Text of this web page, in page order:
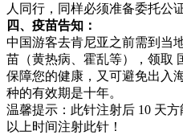
人同行，同样必须准备委托公
四、疫苗告知：
中国游客去肯尼亚之前需到当
苗（黄热病、霍乱等），领取
保障您的健康，又可避免出入
种的有效期是十年。
温馨提示：此针注射后 10 天
以上时间注射此针！